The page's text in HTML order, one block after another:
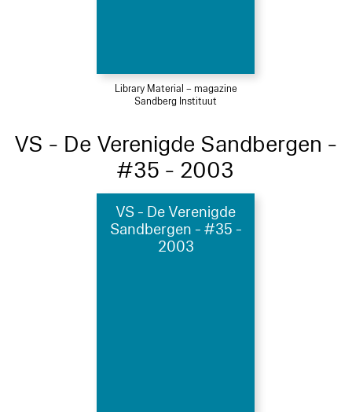
Library Material – magazine
Sandberg Instituut
VS - De Verenigde Sandbergen -
#35 - 2003
VS - De Verenigde
Sandbergen - #35 -
2003